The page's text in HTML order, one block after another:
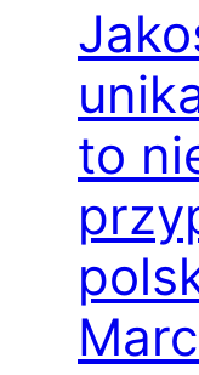
to